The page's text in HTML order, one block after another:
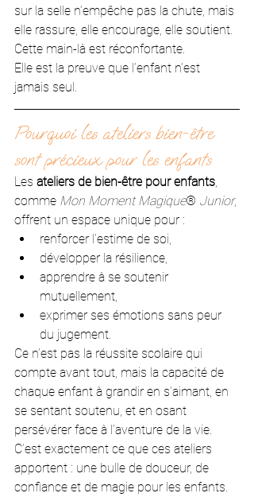
sur la selle n’empêche pas la chute, mais
elle rassure, elle encourage, elle soutient.
Cette main-là est réconfortante.
Elle est la preuve que l’enfant n’est
jamais seul.
Pourquoi les ateliers bien-être
sont précieux pour les enfants
Les ateliers de bien-être pour enfants,
comme Mon Moment Magique® Junior,
offrent un espace unique pour :
renforcer l’estime de soi,
développer la résilience,
apprendre à se soutenir
mutuellement,
exprimer ses émotions sans peur
du jugement.
Ce n’est pas la réussite scolaire qui
compte avant tout, mais la capacité de
chaque enfant à grandir en s’aimant, en
se sentant soutenu, et en osant
persévérer face à l’aventure de la vie.
C’est exactement ce que ces ateliers
apportent : une bulle de douceur, de
confiance et de magie pour les enfants.